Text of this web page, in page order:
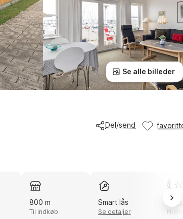
Se alle billeder
Del/send
800 m
Til indkøb
Smart lås
Se detaljer